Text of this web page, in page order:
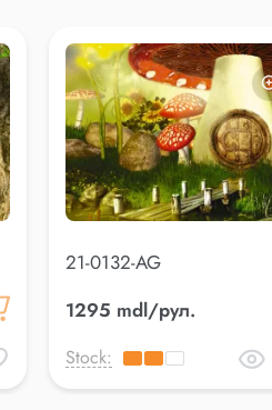
21-0132-AG
1295 mdl/рул.
Stock: